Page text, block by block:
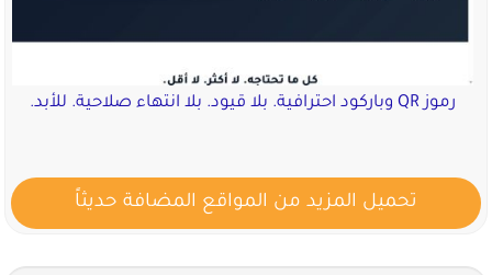
رموز QR وباركود احترافية. بلا قيود. بلا انتهاء صلاحية. للأبد.
تحميل المزيد من المواقع المضافة حديثاً